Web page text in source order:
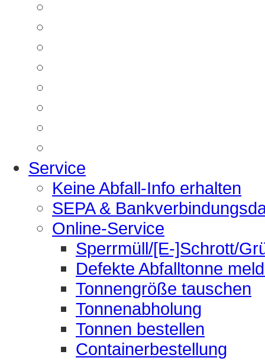
Service
Keine Abfall-Info erhalten
SEPA &
Online-Service
Sperrmüll/[E-]Schrott/
Defekte Abfalltonne
Tonnengröße tauschen
Tonnenabholung
Tonnen bestellen
Containerbestellung